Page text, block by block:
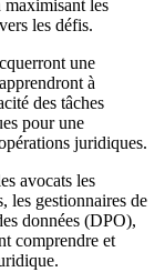
les
les défis.
une
à
des tâches
pour une
juridiques.
avocats les
les gestionnaires de
données (DPO),
comprendre et